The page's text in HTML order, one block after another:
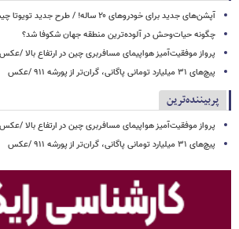
آپشن‌های جدید برای خودروهای ۲۰ ساله! / طرح جدید تویوتا چیست؟
چگونه حیات‌وحش در آلوده‌ترین منطقه جهان شکوفا شد؟
پرواز موفقیت‌آمیز هواپیمای مسافربری چین در ارتفاع بالا /عکس
پیچ‌های ۳۱ میلیارد تومانی پاگانی، گران‌تر از پورشه ۹۱۱ /عکس
پربیننده‌ترین
پرواز موفقیت‌آمیز هواپیمای مسافربری چین در ارتفاع بالا /عکس
پیچ‌های ۳۱ میلیارد تومانی پاگانی، گران‌تر از پورشه ۹۱۱ /عکس